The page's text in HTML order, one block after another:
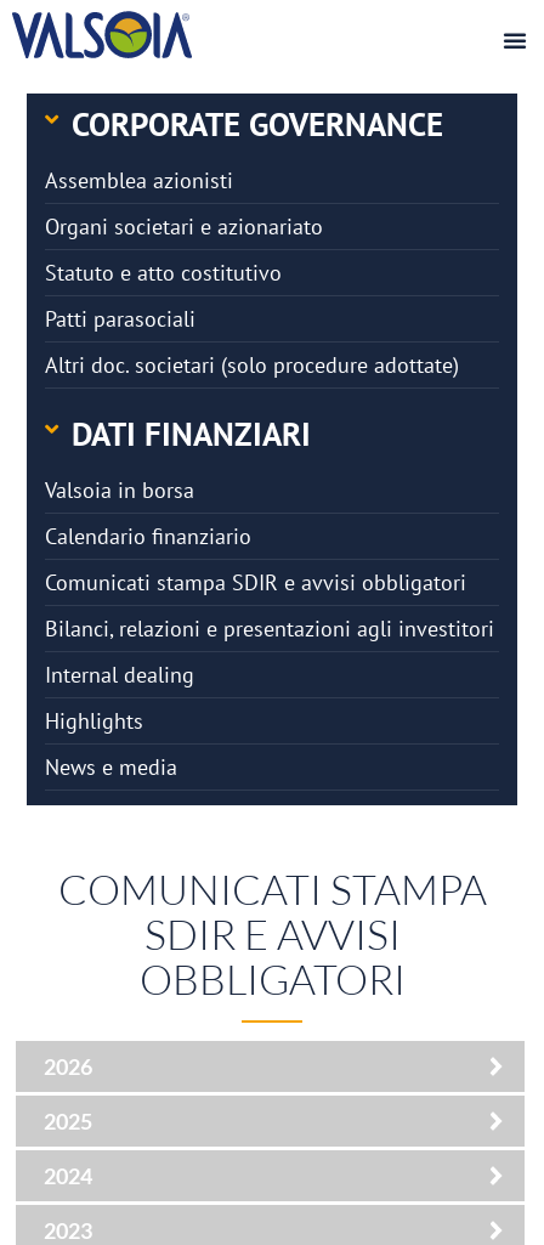
CORPORATE GOVERNANCE
Assemblea azionisti
Organi societari e azionariato
Statuto e atto costitutivo
Patti parasociali
Altri doc. societari (solo procedure adottate)
DATI FINANZIARI
Valsoia in borsa
Calendario finanziario
Comunicati stampa SDIR e avvisi obbligatori
Bilanci, relazioni e presentazioni agli investitori
Internal dealing
Highlights
News e media
COMUNICATI STAMPA
SDIR E AVVISI
OBBLIGATORI
2026
2025
2024
2023